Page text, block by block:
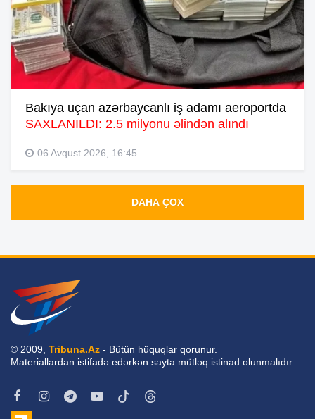
Bakıya uçan azərbaycanlı iş adamı aeroportda
SAXLANILDI: 2.5 milyonu əlindən alındı
06 Avqust 2026, 16:45
DAHA ÇOX
© 2009, Tribuna.Az - Bütün hüquqlar qorunur.
Materiallardan istifadə edərkən sayta mütləq istinad olunmalıdır.